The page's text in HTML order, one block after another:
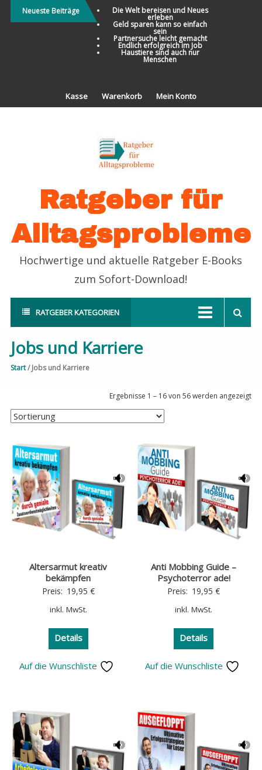
Direkt
zum
Neueste Beiträge Die Welt bereisen und Neues
erleben
Geld sparen kann so einfach
sein
Partnersuche leicht gemacht
Endlich erfolgreich im Job
Haustiere sind auch nur
Menschen
Kasse Warenkorb Mein Konto
Ratgeber für
Alltagsprobleme
Hochwertige und aktuelle Ratgeber E-Books
zum Sofort-Download!
RATGEBER KATEGORIEN
Jobs und Karriere
Start/ Jobs und Karriere
Ergebnisse 1 – 16 von 56 werden angezeigt
Altersarmut kreativ
bekämpfen
Preis: 19,95 €
inkl. MwSt.
Details
Auf die Wunschliste
Anti Mobbing Guide –
Psychoterror ade!
Preis: 19,95€
inkl. MwSt.
Details
Auf die Wunschliste